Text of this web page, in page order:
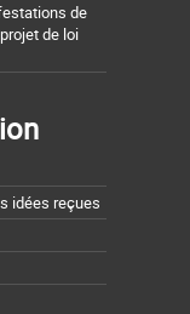
de
de loi
idées reçues